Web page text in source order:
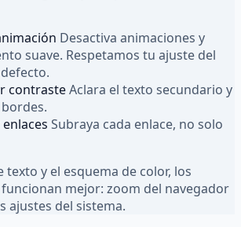
Desactiva animaciones y
suave. Respetamos tu ajuste del
contrasteAclara el texto secundario y
Subraya cada enlace, no solo
texto y el esquema de color, los
mejor: zoom del navegador
ajustes del sistema.